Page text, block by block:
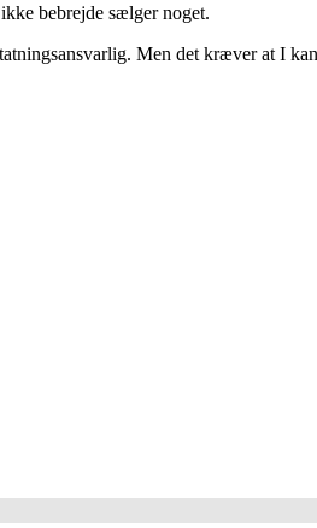
bebrejde sælger noget.
Men det kræver at I